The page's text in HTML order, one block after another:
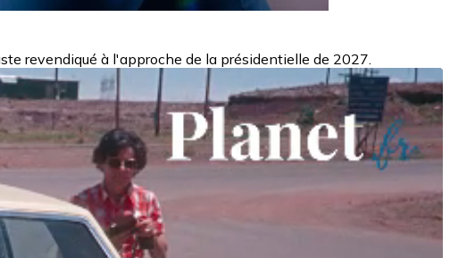
revendiqué à l'approche de la présidentielle de 2027.